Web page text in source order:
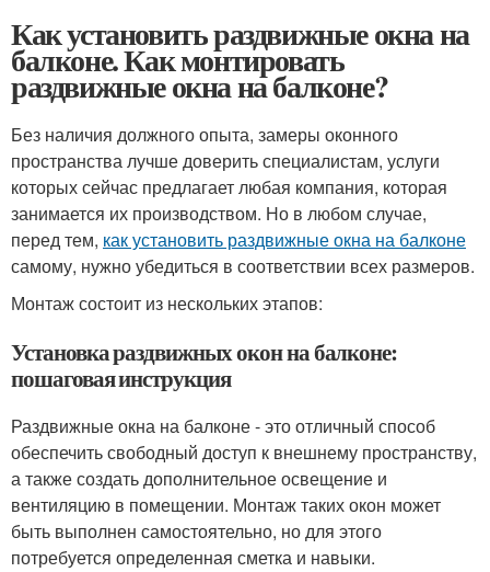
Как установить раздвижные окна на
балконе. Как монтировать
раздвижные окна на балконе?
Без наличия должного опыта, замеры оконного
пространства лучше доверить специалистам, услуги
которых сейчас предлагает любая компания, которая
занимается их производством. Но в любом случае,
перед тем, как установить раздвижные окна на балконе
самому, нужно убедиться в соответствии всех размеров.
Монтаж состоит из нескольких этапов:
Установка раздвижных окон на балконе:
пошаговая инструкция
Раздвижные окна на балконе - это отличный способ
обеспечить свободный доступ к внешнему пространству,
а также создать дополнительное освещение и
вентиляцию в помещении. Монтаж таких окон может
быть выполнен самостоятельно, но для этого
потребуется определенная сметка и навыки.